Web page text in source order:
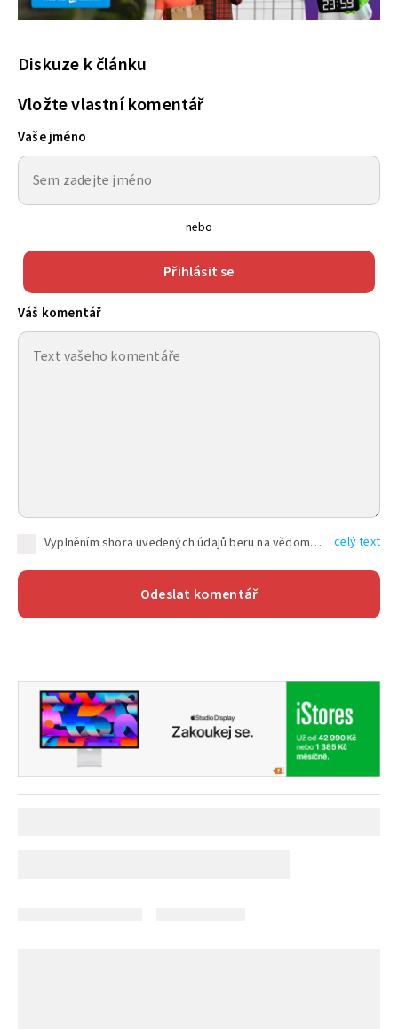
Diskuze k článku
Vložte vlastní komentář
Vaše jméno
nebo
Přihlásit se
Váš komentář
Vyplněním shora uvedených údajů beru na vědomí, že společnost TEXT FACTORY s.r.o., sídlem Brno, Durďákova 336/29, Černá Pole, PSČ: 613 00, IČ: 06157831, zapsané u Krajského soudu v Brně, oddíl C, vložka 100399, bude zpracovávat mé osobní údaje uvedené v rámci mnou vyplněného registračního formuláře na základě oprávněných zájmů TEXT FACTORY s.r.o. dle čl. 6 odst. 1 písm. f) GDPR a pro splnění právních povinností (čl. 6 odst. 1 písm. c) GDPR), a to pro tyto účely: nezbytnost zajistit oprávnění návštěvníka webových stránek provozovaných společností TEXT FACTORY s.r.o. přispívat aktivně ke zveřejněným článkům nebo v rámci diskusních fór a výkon práv TEXT FACTORY s.r.o. jako administrátora těchto diskusních fór. Více informací o zpracování osobních údajů a právech lze nalézt v celý text